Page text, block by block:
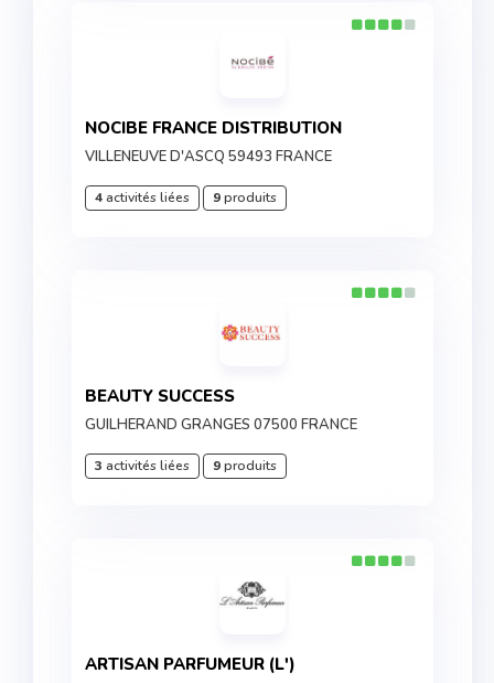
NOCIBE FRANCE DISTRIBUTION
VILLENEUVE D'ASCQ 59493 FRANCE
4activités liées 9produits
BEAUTY SUCCESS
GUILHERAND GRANGES 07500 FRANCE
3 activités liées 9produits
ARTISAN PARFUMEUR (L')